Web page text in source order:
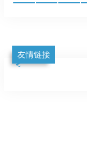
友情链接